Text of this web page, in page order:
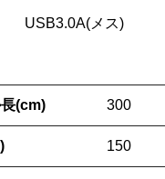
USB3.0A(メス)
(cm) 300
150